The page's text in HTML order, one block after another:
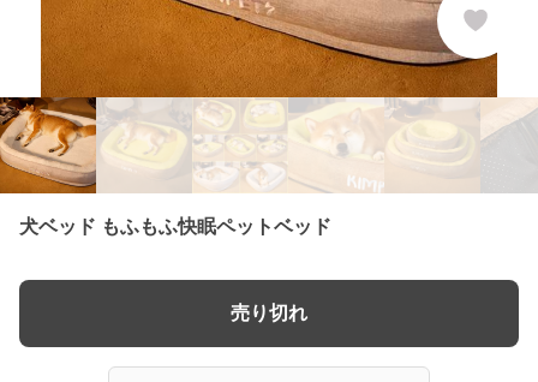
犬ベッド もふもふ快眠ペットベッド
売り切れ